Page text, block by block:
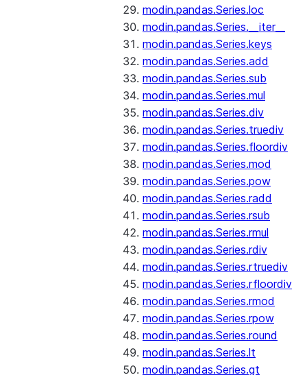
modin.pandas.Series.loc
modin.pandas.Series.__iter__
modin.pandas.Series.keys
modin.pandas.Series.add
modin.pandas.Series.sub
modin.pandas.Series.mul
modin.pandas.Series.div
modin.pandas.Series.truediv
modin.pandas.Series.floordiv
modin.pandas.Series.mod
modin.pandas.Series.pow
modin.pandas.Series.radd
modin.pandas.Series.rsub
modin.pandas.Series.rmul
modin.pandas.Series.rdiv
modin.pandas.Series.rtruediv
modin.pandas.Series.rfloordiv
modin.pandas.Series.rmod
modin.pandas.Series.rpow
modin.pandas.Series.round
modin.pandas.Series.lt
modin.pandas.Series.gt